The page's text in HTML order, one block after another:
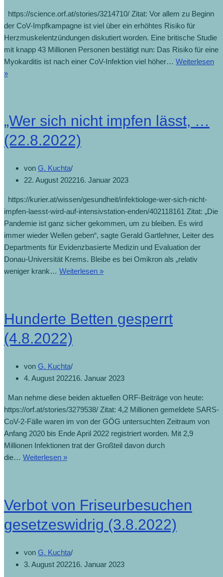
https://science.orf.at/stories/3214710/ Zitat: Vor allem zu Beginn
der CoV-Impfkampagne ist viel über ein erhöhtes Risiko für
Herzmuskelentzündungen diskutiert worden. Eine britische Studie
mit knapp 43 Millionen Personen bestätigt nun: Das Risiko für eine
Myokarditis ist nach einer CoV-Infektion viel höher… Weiterlesen
»
„Wer sich nicht impfen lässt, …
(22.8.2022)
von G. Kuchta
22. August 202216. Januar 2023
https://kurier.at/wissen/gesundheit/infektiologe-wer-sich-nicht-
impfen-laesst-wird-auf-intensivstation-enden/402118161 Zitat: „Die
Pandemie ist ganz sicher gekommen, um zu bleiben. Es wird
immer wieder Wellen geben“, sagte Gerald Gartlehner, Leiter des
Departments für Evidenzbasierte Medizin und Evaluation der
Donau-Universität Krems. Bleibe es bei Omikron als „relativ
weniger krank… Weiterlesen »
Hunderte Betten gesperrt
(4.8.2022)
von G. Kuchta
4. August 202216. Januar 2023
Man nehme diese beiden aktuellen ORF-Beiträge von heute:
https://orf.at/stories/3279538/ Zitat: 4,2 Millionen gemeldete SARS-
CoV-2-Fälle waren im von der GÖG untersuchten Zeitraum von
Anfang 2020 bis Ende April 2022 registriert worden. Mit 2,9
Millionen Infektionen trat der Großteil davon durch
die… Weiterlesen »
Verbot von Friseurbesuchen
gesetzeswidrig (3.8.2022)
von G. Kuchta
3. August 202216. Januar 2023